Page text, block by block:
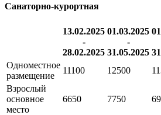
Санаторно-курортная
13.02.2025
-
28.02.2025
01.03.2025
-
31.05.2025
Одноместное
размещение
11100 12500
Взрослый
основное
место
6650 7750